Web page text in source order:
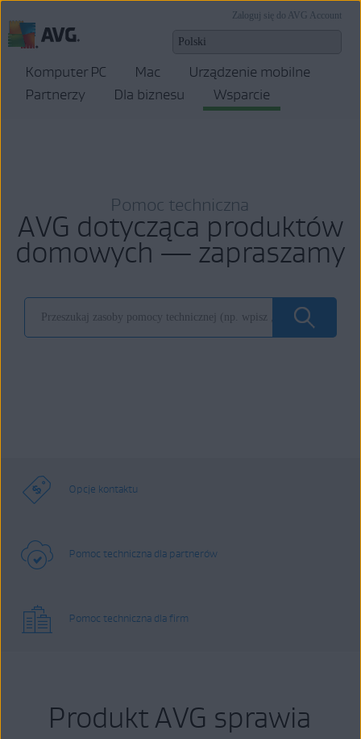
Zaloguj się do AVG Account
Komputer PC Mac
Urządzenie mobilne
Partnerzy
Dla biznesu Wsparcie
Pomoc techniczna
AVG dotycząca produktów
domowych — zapraszamy
Opcje kontaktu
Pomoc techniczna dla partnerów
Pomoc techniczna dla firm
Produkt AVG sprawia